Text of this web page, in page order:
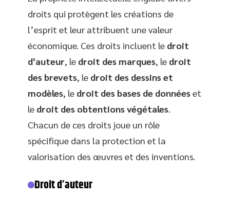
droits qui protègent les créations de
l’esprit et leur attribuent une valeur
économique. Ces droits incluent le droit
d’auteur, le droit des marques, le droit
des brevets, le droit des dessins et
modèles, le droit des bases de donnéeset
le droit des obtentions végétales
Chacun de ces droits joue un rôle
spécifique dans la protection et la
valorisation des œuvres et des inventions.
Droit d’auteur